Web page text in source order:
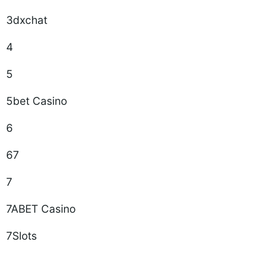
3dxchat
4
5
5bet Casino
6
67
7
7ABET Casino
7Slots